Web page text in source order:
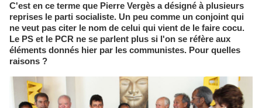
C'est en ce terme que Pierre Vergès a désigné à plusieurs
reprises le parti socialiste. Un peu comme un conjoint qui
ne veut pas citer le nom de celui qui vient de le faire cocu.
Le PS et le PCR ne se parlent plus si l'on se réfère aux
éléments donnés hier par les communistes. Pour quelles
raisons ?